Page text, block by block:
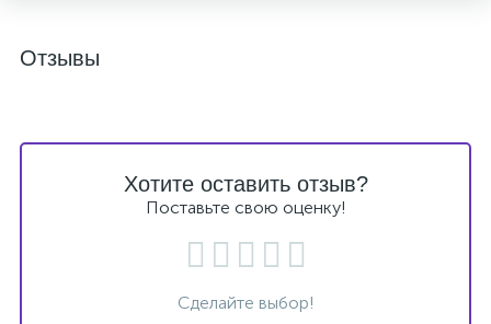
Отзывы
Хотите оставить отзыв?
Поставьте свою оценку!
Сделайте выбор!